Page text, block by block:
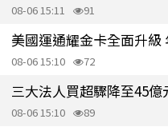
08-06 15:11 91
美國運通耀金卡全面升級
08-06 15:10 72
08-06 15:10 89